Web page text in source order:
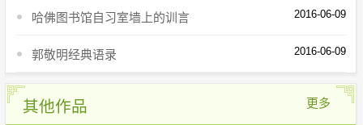
哈佛图书馆自习室墙上的训言 2016-06-09
郭敬明经典语录 2016-06-09
其他作品 更多